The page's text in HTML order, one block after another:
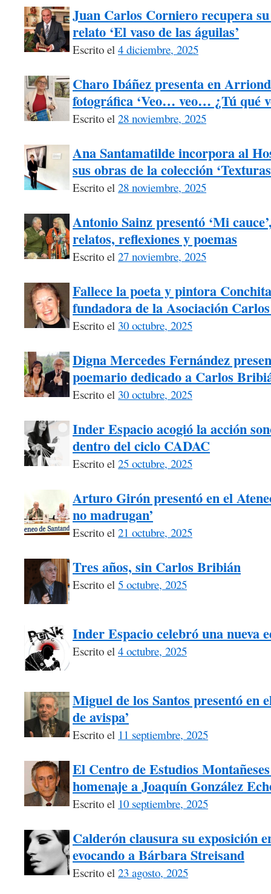
Juan Carlos Corniero recupera
relato ‘El vaso de las águilas’
Escrito el 4 diciembre, 2025
Charo Ibáñez presenta en
fotográfica ‘Veo… veo… ¿Tú qué
Escrito el 28 noviembre, 2025
Ana Santamatilde incorpora al
sus obras de la colección
Escrito el 28 noviembre, 2025
Antonio Sainz presentó ‘Mi
relatos, reflexiones y poemas
Escrito el 27 noviembre, 2025
Fallece la poeta y pintora
fundadora de la Asociación
Escrito el 30 octubre, 2025
Digna Mercedes Fernández
poemario dedicado a Carlos
Escrito el 30 octubre, 2025
Inder Espacio acogió la acción
dentro del ciclo CADAC
Escrito el 25 octubre, 2025
Arturo Girón presentó en el
no madrugan’
Escrito el 21 octubre, 2025
Tres años, sin Carlos Bribián
Escrito el 5 octubre, 2025
Inder Espacio celebró una nueva
Escrito el 4 octubre, 2025
Miguel de los Santos presentó en
de avispa’
Escrito el 11 septiembre, 2025
El Centro de Estudios
homenaje a Joaquín González
Escrito el 10 septiembre, 2025
Calderón clausura su exposición
evocando a Bárbara Streisand
Escrito el 23 agosto, 2025